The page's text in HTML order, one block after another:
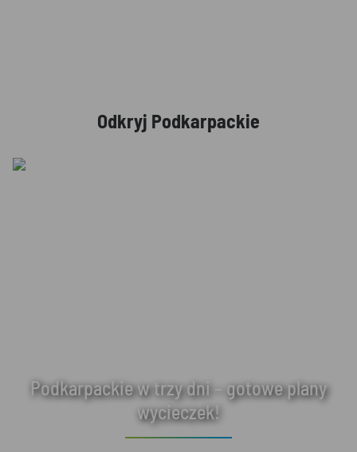
Odkryj Podkarpackie
Podkarpackie w trzy dni – gotowe plany
wycieczek!